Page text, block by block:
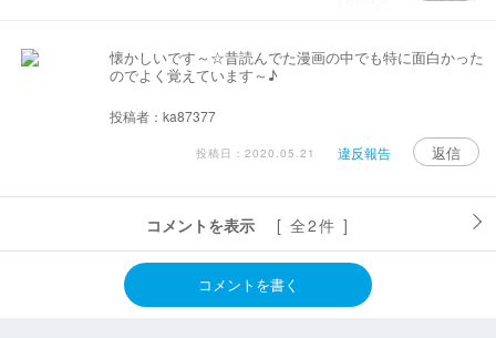
懐かしいです～☆昔読んでた漫画の中でも特に面白かった
のでよく覚えています～♪
投稿者：ka87377
投稿日：2020.05.21 違反報告 返信
コメントを表示 [ 全2件 ]
コメントを書く